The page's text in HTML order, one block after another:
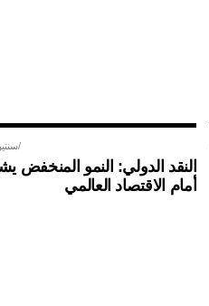
النقد الدولي: النمو المنخفض
أمام الاقتصاد العالمي